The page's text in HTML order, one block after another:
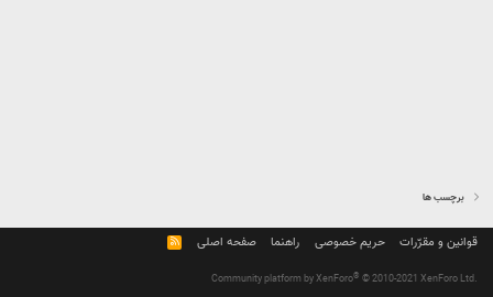
برچسب ها
قوانین و مقرّرات حریم خصوصی راهنما صفحه اصلی
R
S
Community platform by XenForo® © 2010-2021 XenForo Ltd.